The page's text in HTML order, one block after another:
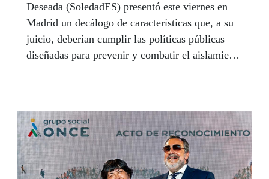
Deseada (SoledadES) presentó este viernes en
Madrid un decálogo de características que, a su
juicio, deberían cumplir las políticas públicas
diseñadas para prevenir y combatir el aislamiento